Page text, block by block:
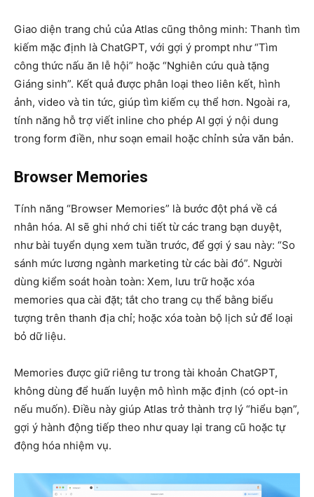
Giao diện trang chủ của Atlas cũng thông minh: Thanh tìm
kiếm mặc định là ChatGPT, với gợi ý prompt như “Tìm
công thức nấu ăn lễ hội” hoặc “Nghiên cứu quà tặng
Giáng sinh”. Kết quả được phân loại theo liên kết, hình
ảnh, video và tin tức, giúp tìm kiếm cụ thể hơn. Ngoài ra,
tính năng hỗ trợ viết inline cho phép AI gợi ý nội dung
trong form điền, như soạn email hoặc chỉnh sửa văn bản.
Browser Memories
Tính năng “Browser Memories” là bước đột phá về cá
nhân hóa. AI sẽ ghi nhớ chi tiết từ các trang bạn duyệt,
như bài tuyển dụng xem tuần trước, để gợi ý sau này: “So
sánh mức lương ngành marketing từ các bài đó”. Người
dùng kiểm soát hoàn toàn: Xem, lưu trữ hoặc xóa
memories qua cài đặt; tắt cho trang cụ thể bằng biểu
tượng trên thanh địa chỉ; hoặc xóa toàn bộ lịch sử để loại
bỏ dữ liệu.
Memories được giữ riêng tư trong tài khoản ChatGPT,
không dùng để huấn luyện mô hình mặc định (có opt-in
nếu muốn). Điều này giúp Atlas trở thành trợ lý “hiểu bạn”,
gợi ý hành động tiếp theo như quay lại trang cũ hoặc tự
động hóa nhiệm vụ.